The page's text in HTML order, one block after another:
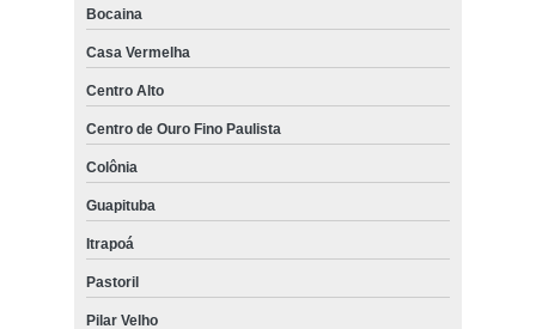
Bocaina
Casa Vermelha
Centro Alto
Centro de Ouro Fino Paulista
Colônia
Guapituba
Itrapoá
Pastoril
Pilar Velho